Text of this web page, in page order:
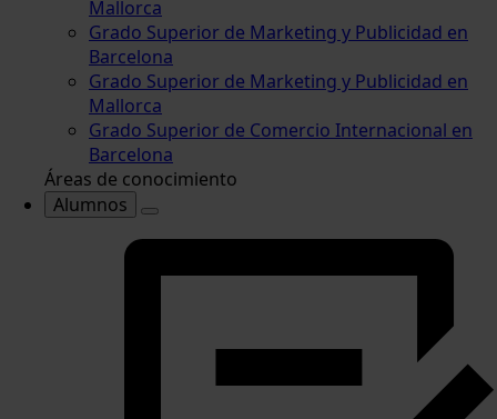
Mallorca
Grado Superior de Marketing y Publicidad en
Barcelona
Grado Superior de Marketing y Publicidad en
Mallorca
Grado Superior de Comercio Internacional en
Barcelona
Áreas de conocimiento
Alumnos